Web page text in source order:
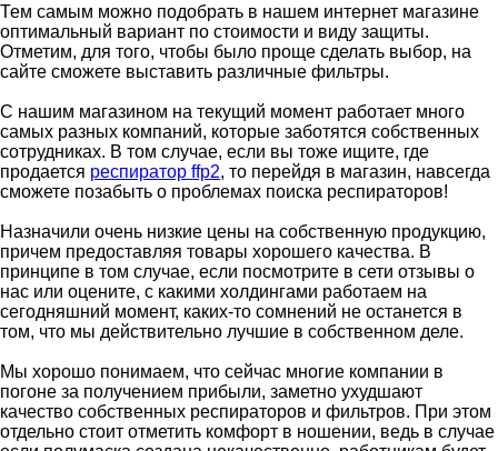
Тем самым можно подобрать в нашем интернет магазине
оптимальный вариант по стоимости и виду защиты.
Отметим, для того, чтобы было проще сделать выбор, на
сайте сможете выставить различные фильтры.
С нашим магазином на текущий момент работает много
самых разных компаний, которые заботятся собственных
сотрудниках. В том случае, если вы тоже ищите, где
продается респиратор ffp2, то перейдя в магазин, навсегда
сможете позабыть о проблемах поиска респираторов!
Назначили очень низкие цены на собственную продукцию,
причем предоставляя товары хорошего качества. В
принципе в том случае, если посмотрите в сети отзывы о
нас или оцените, с какими холдингами работаем на
сегодняшний момент, каких-то сомнений не останется в
том, что мы действительно лучшие в собственном деле.
Мы хорошо понимаем, что сейчас многие компании в
погоне за получением прибыли, заметно ухудшают
качество собственных респираторов и фильтров. При этом
отдельно стоит отметить комфорт в ношении, ведь в случае